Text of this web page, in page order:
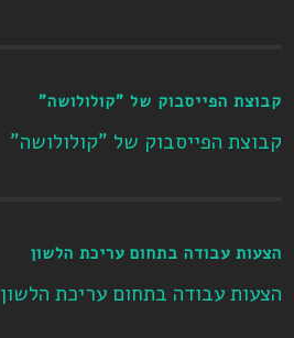
קבוצת הפייסבוק של "קולולושה"
קבוצת הפייסבוק של "קולולושה"
הצעות עבודה בתחום עריכת הלשון
הצעות עבודה בתחום עריכת הלשון